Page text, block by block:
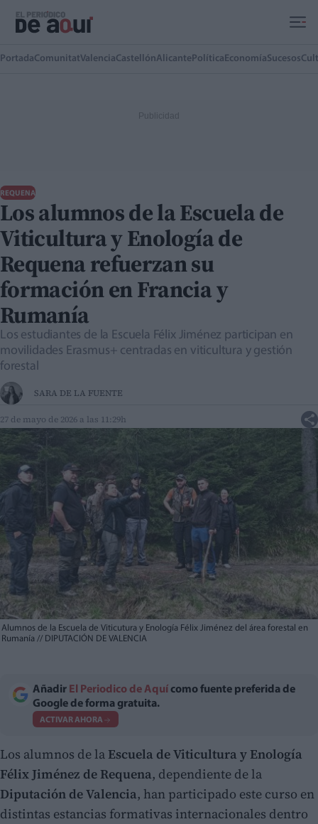
PortadaComunitatValenciaCastellónAlicante Política EconomíaSucesos
REQUENA
Los alumnos de la Escuela de
Viticultura y Enología de
Requena refuerzan su
formación en Francia y
Rumanía
Los estudiantes de la Escuela Félix Jiménez participan en
movilidades Erasmus+ centradas en viticultura y gestión
forestal
SARA DE LA FUENTE
27 de mayo de 2026 a las 11:29h
Alumnos de la Escuela de Viticutura y Enología Félix Jiménez del área forestal en
Rumanía // DIPUTACIÓN DE VALENCIA
Añadir El Periodico de Aquí como fuente preferida de
Google de forma gratuita.
ACTIVAR AHORA
Los alumnos de la Escuela de Viticultura y Enología
Félix Jiménez de Requena, dependiente de la
Diputación de Valencia, han participado este curso en
distintas estancias formativas internacionales dentro